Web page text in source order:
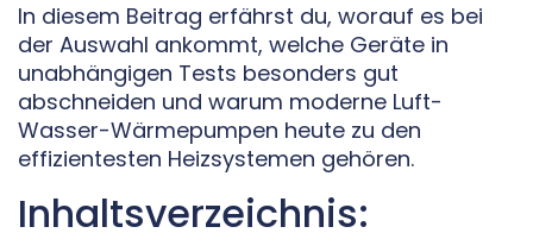
In diesem Beitrag erfährst du, worauf es bei
der Auswahl ankommt, welche Geräte in
unabhängigen Tests besonders gut
abschneiden und warum moderne Luft-
Wasser-Wärmepumpen heute zu den
effizientesten Heizsystemen gehören.
Inhaltsverzeichnis: